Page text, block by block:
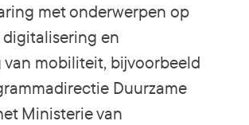
met onderwerpen op
en
mobiliteit, bijvoorbeeld
Duurzame
Ministerie van